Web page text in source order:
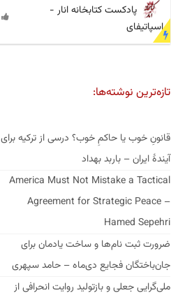
پادکست کتابخانه انار -
اسپاتیفای
تازه‌ترین نوشته‌ها:
قانونِ خوب یا حاکمِ خوب؟ درسی از ترکیه برای
آیندهٔ ایران – باربد بهداد
America Must Not Mistake a Tactical
Agreement for Strategic Peace –
Hamed Sepehri
ضرورت ثبت نام‌ها و ساخت یادمان برای
جان‌باختگان فجایع دی‌ماه – حامد سپهری
ملی‌گرایی جعلی و بازتولید روایت انحرافی از